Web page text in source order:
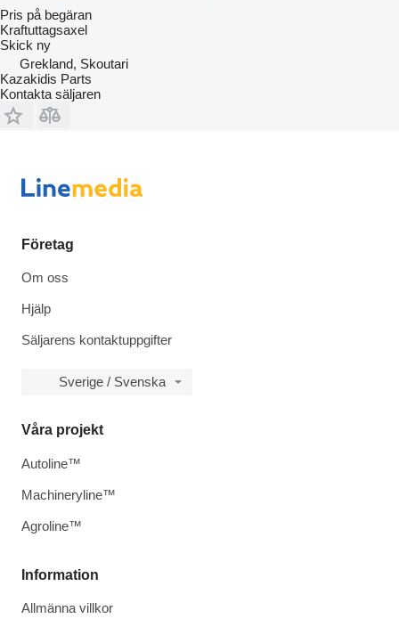
Pris på begäran
Kraftuttagsaxel
Skick ny
Grekland, Skoutari
Kazakidis Parts
Kontakta säljaren
Företag
Om oss
Hjälp
Säljarens kontaktuppgifter
Sverige / Svenska
Information
Allmänna villkor
Våra projekt
Autoline™
Machineryline™
Agroline™